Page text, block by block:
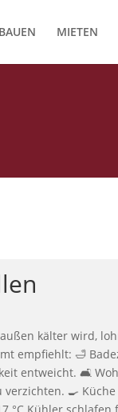
BAUEN MIETEN